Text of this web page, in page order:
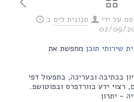
על ידי סנונית ליס ב
02/09/
שירותי תוכן מחפשת את
בכתיבה ובעריכה, בתפעול דפי
רצוי ידע בוורדפרס ובפוטושפ.
– יתרון